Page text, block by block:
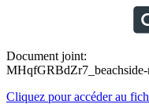
Document joint:
Cliquez pour accéder au